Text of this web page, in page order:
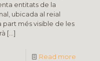
entitats de la
ubicada al reial
part més visible de les
[…]
Read more